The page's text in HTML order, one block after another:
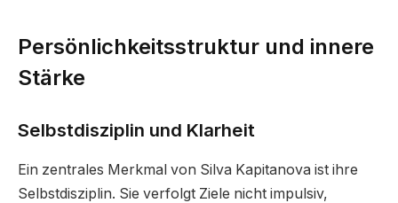
Persönlichkeitsstruktur und innere
Stärke
Selbstdisziplin und Klarheit
Ein zentrales Merkmal von Silva Kapitanova ist ihre
Selbstdisziplin. Sie verfolgt Ziele nicht impulsiv,